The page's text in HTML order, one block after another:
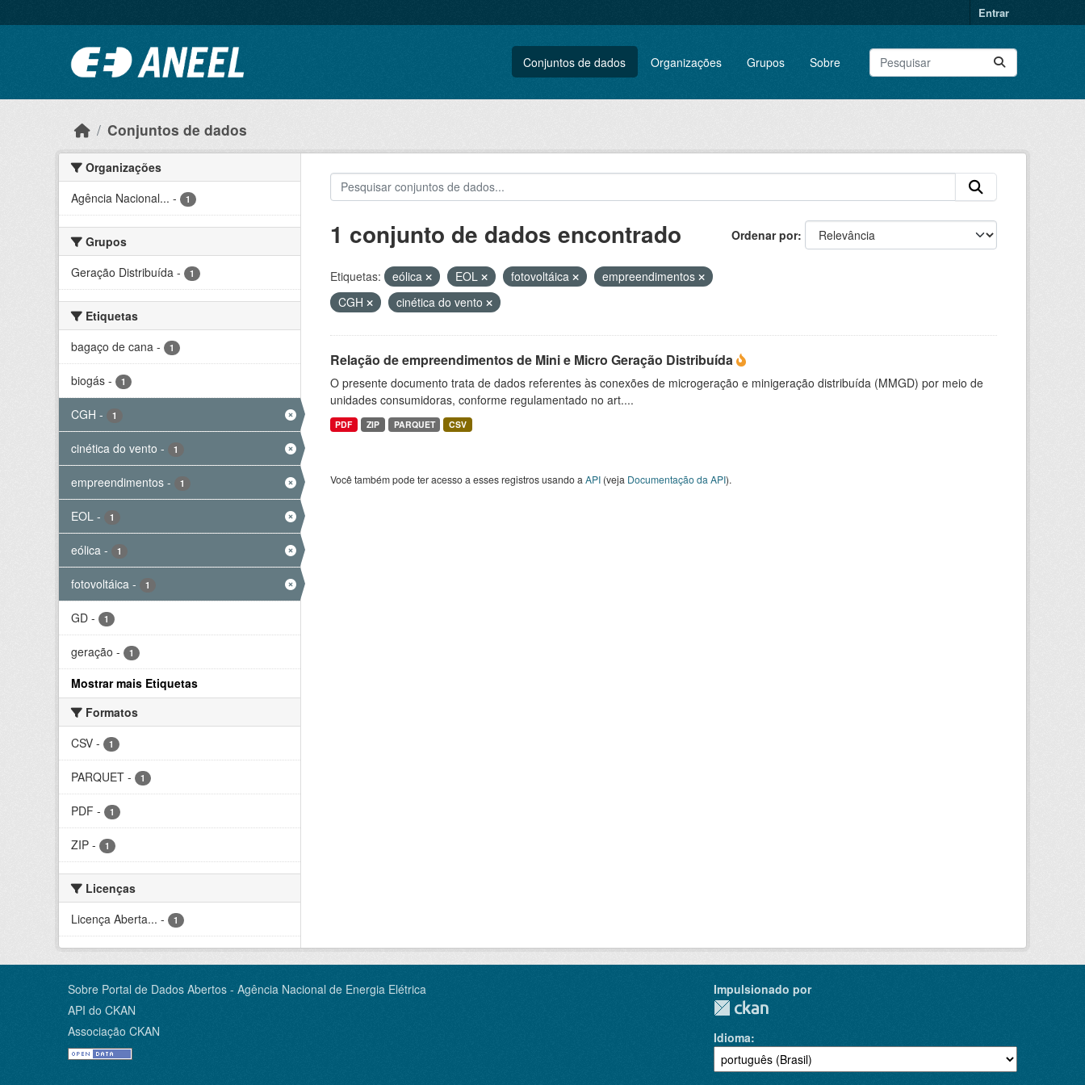
Entrar
Conjuntos de dados Organizações Grupos Sobre
Conjuntos de dados
Organizações
Agência Nacional... - 1
Grupos
Geração Distribuída - 1
Etiquetas
bagaço de cana - 1
biogás - 1
CGH - 1
cinética do vento - 1
empreendimentos - 1
EOL - 1
eólica - 1
fotovoltáica - 1
GD - 1
geração - 1
Mostrar mais Etiquetas
Formatos
CSV - 1
PARQUET - 1
PDF - 1
ZIP - 1
Licenças
Licença Aberta... - 1
Ordenar por
1 conjunto de dados encontrado
Etiquetas: eólica EOL fotovoltáica
empreendimentos
CGH
cinética do vento
Relação de empreendimentos de Mini e Micro Geração Distribuída
O presente documento trata de dados referentes às conexões de microgeração e minigeração distribuída (MMGD) por meio de
unidades consumidoras, conforme regulamentado no art....
PDF ZIP PARQUET CSV
Você também pode ter acesso a esses registros usando a API(veja Documentação da API).
Sobre Portal de Dados Abertos - Agência Nacional de Energia Elétrica
API do CKAN
Associação CKAN
Impulsionado por
Idioma